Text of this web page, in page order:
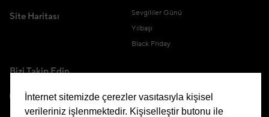
Site Haritası
Sevgililer Günü
Yılbaşı
Black Friday
Bizi Takip Edin
İnternet sitemizde çerezler vasıtasıyla kişisel
verileriniz işlenmektedir. Kişiselleştir butonu ile